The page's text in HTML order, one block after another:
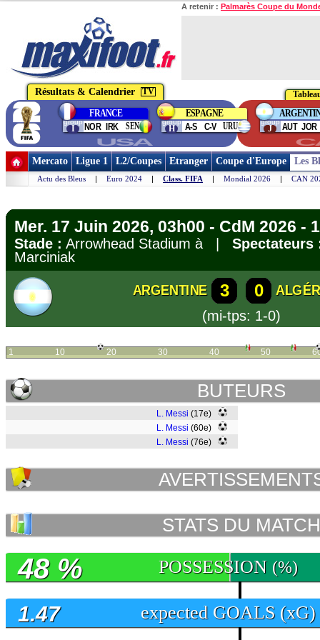
A retenir : Palmarès Coupe du
Résultats & Calendrier TV
group
I
FRANCE
SEN
NOR IRK group
H
ESPAGNE
URU
A-S C-V group
J
AUT JOR
USA
Mercato Ligue 1 L2/Coupes Etranger Coupe d'Europe Les
Actu des Bleus | Euro 2024 | Class. FIFA | Mondial 2026 | CAN
Mer. 17 Juin 2026, 03h00 - CdM 2026 -
Stade : Arrowhead Stadium à | Spectateurs
Marciniak
ARGENTINE 3 0
(mi-tps: 1-0)
1 10 20 30 40 50
BUTEURS
L. Messi (17e)
L. Messi (60e)
L. Messi (76e)
STATS DU MATCH
POSSESSION (%)
48 %
expected GOALS (xG)
1.47